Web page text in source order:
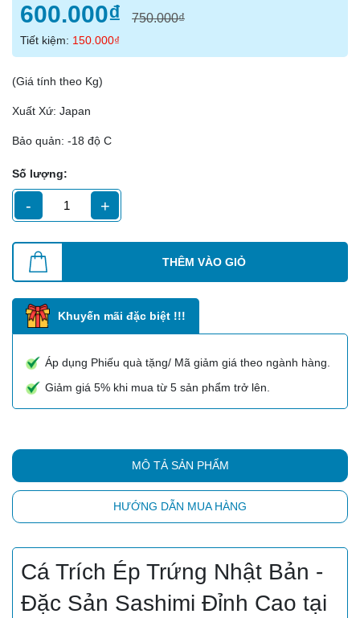
600.000₫ 750.000₫
Tiết kiệm: 150.000₫
(Giá tính theo Kg)
Xuất Xứ: Japan
Bảo quản: -18 độ C
Số lượng:
- +
THÊM VÀO GIỎ
Khuyến mãi đặc biệt !!!
Áp dụng Phiếu quà tặng/ Mã giảm giá theo ngành hàng.
Giảm giá 5% khi mua từ 5 sản phẩm trở lên.
MÔ TẢ SẢN PHẨM
HƯỚNG DẪN MUA HÀNG
Cá Trích Ép Trứng Nhật Bản -
Đặc Sản Sashimi Đỉnh Cao tại